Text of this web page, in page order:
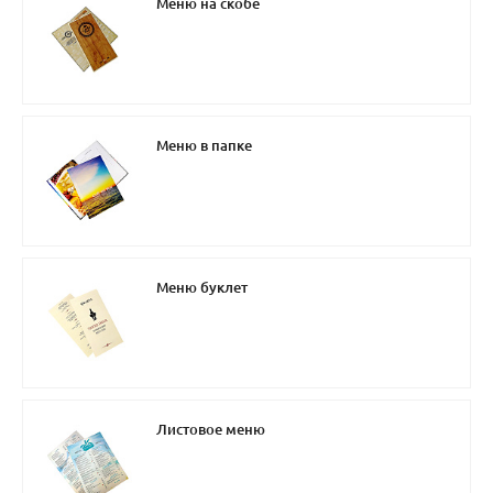
Меню на скобе
Меню в папке
Меню буклет
Листовое меню